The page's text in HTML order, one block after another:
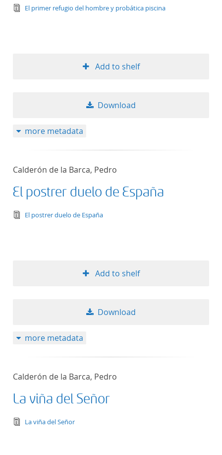
text/tg.edition+tg.aggregation+xml
El primer refugio del hombre y probática piscina
Add to shelf
Download
more metadata
Calderón de la Barca, Pedro
El postrer duelo de España
text/tg.edition+tg.aggregation+xml
El postrer duelo de España
Add to shelf
Download
more metadata
Calderón de la Barca, Pedro
La viña del Señor
text/tg.edition+tg.aggregation+xml
La viña del Señor